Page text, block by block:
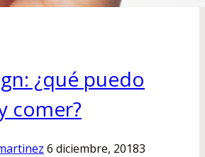
¿qué puedo
comer?
6 diciembre, 20183